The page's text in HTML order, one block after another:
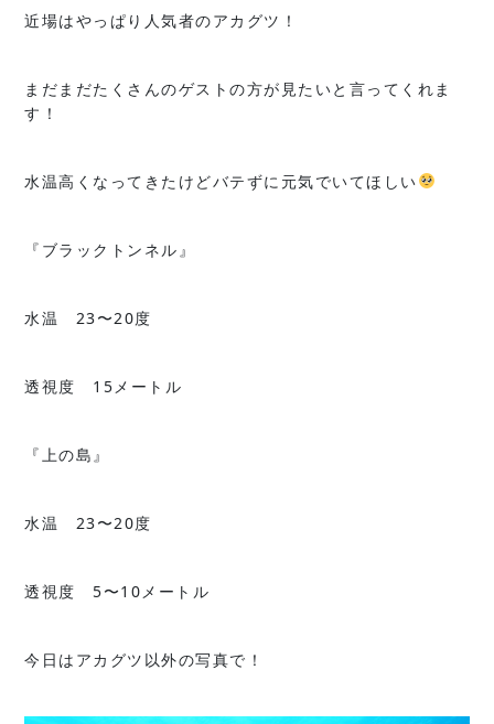
近場はやっぱり人気者のアカグツ！
まだまだたくさんのゲストの方が見たいと言ってくれま
す！
水温高くなってきたけどバテずに元気でいてほしい
『ブラックトンネル』
水温 23〜20度
透視度 15メートル
『上の島』
水温 23〜20度
透視度 5〜10メートル
今日はアカグツ以外の写真で！